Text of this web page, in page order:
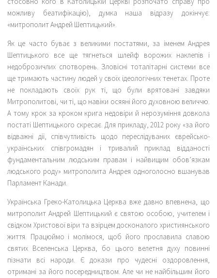
можливу беатифікацію), думка наша відразу докінчує:
«митрополит Андрей Шептицький».
Як це часто буває з великими постатями, за іменем Андрея
Шептицького все ще тягнеться шлейф ворожих наклепів і
недоброзичлих спотворень. Зловісні тоталітарні системи все
ще тримають частину людей у своїх ідеологічних тенетах. Проте
не покладають своїх рук ті, що були врятовані завдяки
Митрополитові, чи ті, що навіки осяяні його духовною величчю.
А тому крок за кроком крига недовіри й нерозуміння довкола
постаті Шептицького скресає. Для прикладу, 2012 року «за його
відважні дії, співчутливість щодо переслідуваних єврейсько-
українських співгромадян і тривалий приклад відданості
фундаментальним людським правам і найвищим обов’язкам
людського роду» митрополита Андрея одноголосно вшанував
Парламент Канади.
Українська Греко-Католицька Церква вже давно впевнена, що
митрополит Андрей Шептицький є святою особою, учителем і
свідком Христової віри та взірцем досконалого християнського
життя. Працюймо і молімося, щоб його прославила славою
святих Вселенська Церква, бо цього велетня духу повинні
пізнати всі народи. Є докази про чудесні оздоровлення,
отримані за його посередництвом. Але чи не найбільшим його